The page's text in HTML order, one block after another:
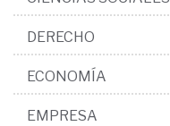
DERECHO
ECONOMÍA
EMPRESA